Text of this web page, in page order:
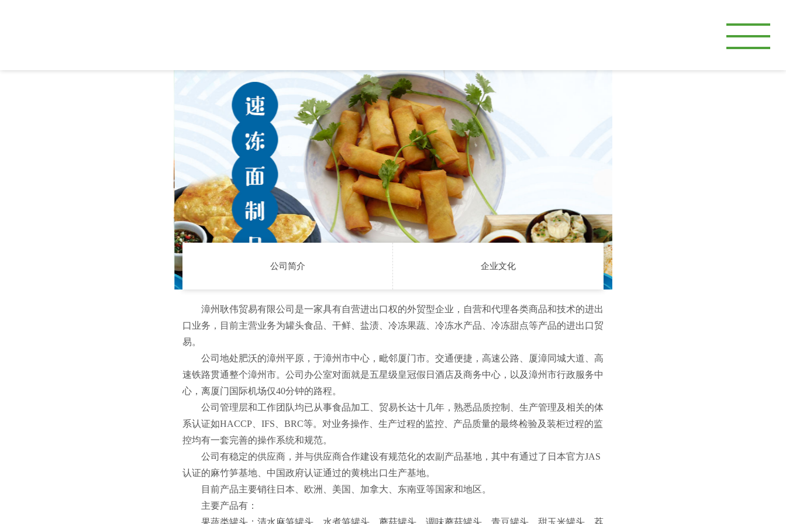
公司简介 企业文化
漳州耿伟贸易有限公司是一家具有自营进出口权的外贸型企业，自营和代理各类商品和技术的进出
口业务，目前主营业务为罐头食品、干鲜、盐渍、冷冻果蔬、冷冻水产品、冷冻甜点等产品的进出口贸
易。
公司地处肥沃的漳州平原，于漳州市中心，毗邻厦门市。交通便捷，高速公路、厦漳同城大道、高
速铁路贯通整个漳州市。公司办公室对面就是五星级皇冠假日酒店及商务中心，以及漳州市行政服务中
心，离厦门国际机场仅40分钟的路程。
公司管理层和工作团队均已从事食品加工、贸易长达十几年，熟悉品质控制、生产管理及相关的体
系认证如HACCP、IFS、BRC等。对业务操作、生产过程的监控、产品质量的最终检验及装柜过程的监
控均有一套完善的操作系统和规范。
公司有稳定的供应商，并与供应商合作建设有规范化的农副产品基地，其中有通过了日本官方JAS
认证的麻竹笋基地、中国政府认证通过的黄桃出口生产基地。
目前产品主要销往日本、欧洲、美国、加拿大、东南亚等国家和地区。
主要产品有：
果蔬类罐头：清水麻笋罐头、水煮笋罐头、蘑菇罐头、调味蘑菇罐头、青豆罐头、甜玉米罐头、荔